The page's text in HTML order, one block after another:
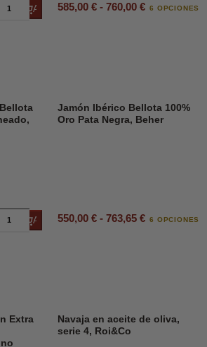
Añadir al carrito
585,00 € - 760,00 € 6 OPCIONES
Añadir al carrito
Jamón Ibérico Bellota 100%
Oro Pata Negra, Beher
550,00 € - 763,65 € 6 OPCIONES
45%
Extra
Navaja en aceite de oliva,
serie 4, Roi&Co